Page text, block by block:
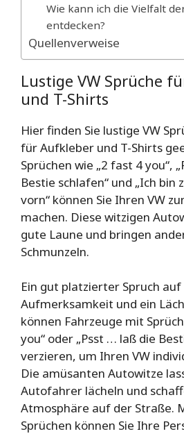
Wie kann ich die Vielfalt
entdecken?
Quellenverweise
Lustige VW Sprüche
und T-Shirts
Hier finden Sie lustige VW
für Aufkleber und T-Shirts
Sprüchen wie „2 fast 4 you“,
Bestie schlafen“ und „Ich bin
vorn“ können Sie Ihren VW
machen. Diese witzigen
gute Laune und bringen
Schmunzeln.
Ein gut platzierter Spruch
Aufmerksamkeit und ein
können Fahrzeuge mit
you“ oder „Psst … laß die
verzieren, um Ihren VW
Die amüsanten Autowitze
Autofahrer lächeln und
Atmosphäre auf der Straße.
Sprüchen können Sie Ihre